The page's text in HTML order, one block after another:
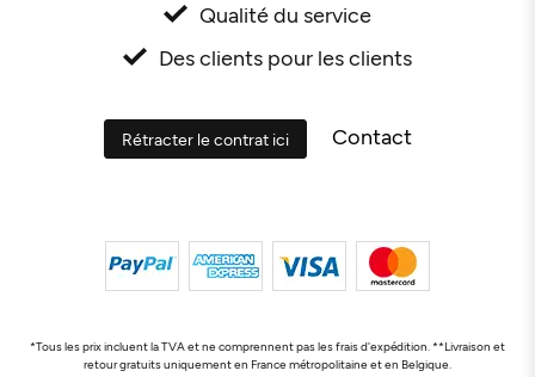
Qualité du service
Des clients pour les clients
Rétracter le contrat ici Contact
*Tous les prix incluent la TVA et ne comprennent pas les frais d'expédition. **Livraison et
retour gratuits uniquement en France métropolitaine et en Belgique.